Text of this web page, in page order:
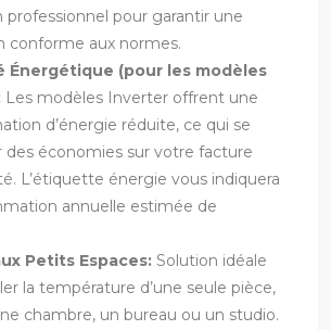
professionnel pour garantir une
conforme aux normes.
Énergétique (pour les modèles
Les modèles Inverter offrent une
d’énergie réduite, ce qui se
des économies sur votre facture
L’étiquette énergie vous indiquera
annuelle estimée de
Petits Espaces: Solution idéale
la température d’une seule pièce,
chambre, un bureau ou un studio.